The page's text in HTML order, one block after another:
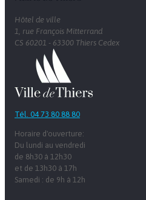
Hôtel de ville
1, rue François Mitterrand
CS 60201 - 63300 Thiers Cedex
Tél. 04 73 80 88 80
Horaire d'ouverture:
Du lundi au vendredi
de 8h30 à 12h30
et de 13h30 à 17h
Samedi : de 9h à 12h